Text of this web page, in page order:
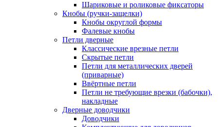
Шариковые и роликовые фиксаторы
Кнобы (ручки-защелки)
Кнобы округлой формы
Фалевые кнобы
Петли дверные
Классические врезные петли
Скрытые петли
Петли для металлических дверей
(приварные)
Ввёртные петли
Петли не требующие врезки (бабочки),
накладные
Дверные доводчики
Доводчики